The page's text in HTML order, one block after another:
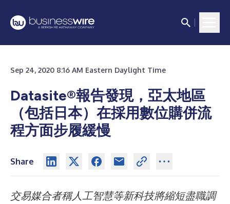
Sep 24, 2020 8:16 AM Eastern Daylight Time
Datasite®報告發現，亞太地區
（包括日本）在採用數位購併流
程方面步履緩慢
Share
交易媒合者稱人工智慧等新科技將縮短盡職調